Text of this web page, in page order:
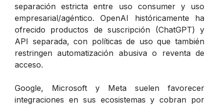
separación estricta entre uso consumer y uso
empresarial/agéntico. OpenAI históricamente ha
ofrecido productos de suscripción (ChatGPT) y
API separada, con políticas de uso que también
restringen automatización abusiva o reventa de
acceso.
Google, Microsoft y Meta suelen favorecer
integraciones en sus ecosistemas y cobran por